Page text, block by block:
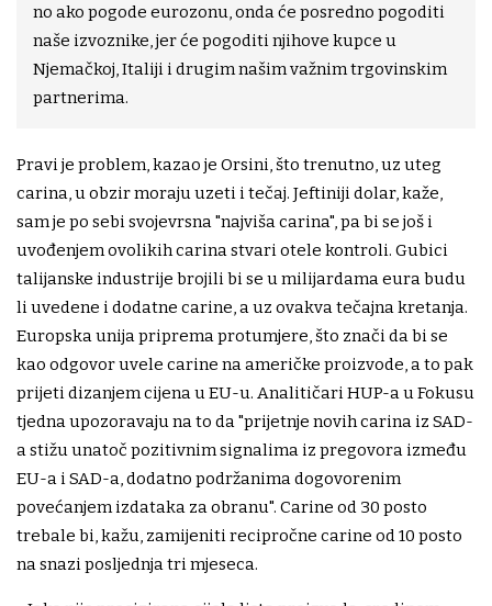
no ako pogode eurozonu, onda će posredno pogoditi
naše izvoznike, jer će pogoditi njihove kupce u
Njemačkoj, Italiji i drugim našim važnim trgovinskim
partnerima.
Pravi je problem, kazao je Orsini, što trenutno, uz uteg
carina, u obzir moraju uzeti i tečaj. Jeftiniji dolar, kaže,
sam je po sebi svojevrsna "najviša carina", pa bi se još i
uvođenjem ovolikih carina stvari otele kontroli. Gubici
talijanske industrije brojili bi se u milijardama eura budu
li uvedene i dodatne carine, a uz ovakva tečajna kretanja.
Europska unija priprema protumjere, što znači da bi se
kao odgovor uvele carine na američke proizvode, a to pak
prijeti dizanjem cijena u EU-u. Analitičari HUP-a u Fokusu
tjedna upozoravaju na to da "prijetnje novih carina iz SAD-
a stižu unatoč pozitivnim signalima iz pregovora između
EU-a i SAD-a, dodatno podržanima dogovorenim
povećanjem izdataka za obranu". Carine od 30 posto
trebale bi, kažu, zamijeniti recipročne carine od 10 posto
na snazi posljednja tri mjeseca.